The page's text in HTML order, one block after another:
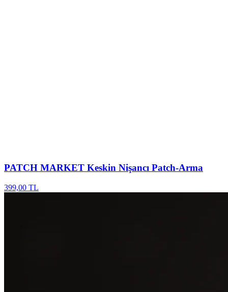
PATCH MARKET Keskin Nişancı Patch-Arma
399,00 TL